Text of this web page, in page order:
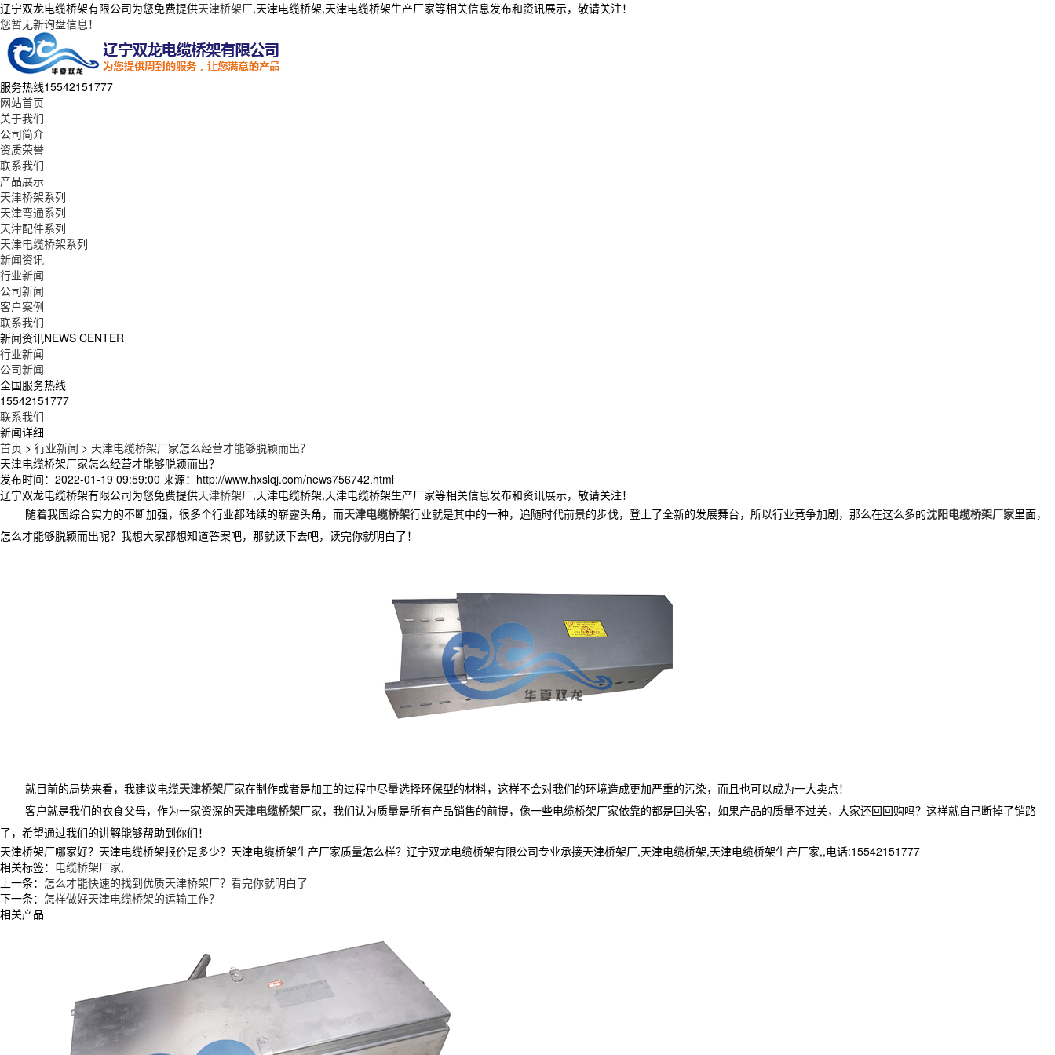
辽宁双龙电缆桥架有限公司为您免费提供天津桥架厂,天津电缆桥架,天津电缆桥架生产厂家等相关信息发布和资讯展示，敬请关注！
您暂无新询盘信息！
服务热线15542151777
网站首页
关于我们
公司简介
资质荣誉
联系我们
产品展示
天津桥架系列
天津弯通系列
天津配件系列
天津电缆桥架系列
新闻资讯
行业新闻
公司新闻
客户案例
联系我们
新闻资讯NEWS CENTER
行业新闻
公司新闻
全国服务热线
15542151777
联系我们
新闻详细
首页 > 行业新闻 > 天津电缆桥架厂家怎么经营才能够脱颖而出？
天津电缆桥架厂家怎么经营才能够脱颖而出？
发布时间：2022-01-19 09:59:00 来源：http://www.hxslqj.com/news756742.html
辽宁双龙电缆桥架有限公司为您免费提供天津桥架厂,天津电缆桥架,天津电缆桥架生产厂家等相关信息发布和资讯展示，敬请关注！
随着我国综合实力的不断加强，很多个行业都陆续的崭露头角，而天津电缆桥架行业就是其中的一种，追随时代前景的步伐，登上了全新的发展舞台，所以行业竞争加剧，那么在这么多的沈阳电缆桥架厂家里面，
怎么才能够脱颖而出呢？我想大家都想知道答案吧，那就读下去吧，读完你就明白了！
就目前的局势来看，我建议电缆天津桥架厂家在制作或者是加工的过程中尽量选择环保型的材料，这样不会对我们的环境造成更加严重的污染，而且也可以成为一大卖点！
客户就是我们的衣食父母，作为一家资深的天津电缆桥架厂家，我们认为质量是所有产品销售的前提，像一些电缆桥架厂家依靠的都是回头客，如果产品的质量不过关，大家还回回购吗？这样就自己断掉了销路
了，希望通过我们的讲解能够帮助到你们！
天津桥架厂哪家好？天津电缆桥架报价是多少？天津电缆桥架生产厂家质量怎么样？辽宁双龙电缆桥架有限公司专业承接天津桥架厂,天津电缆桥架,天津电缆桥架生产厂家,,电话:15542151777
相关标签： 电缆桥架厂家,
上一条： 怎么才能快速的找到优质天津桥架厂？看完你就明白了
下一条： 怎样做好天津电缆桥架的运输工作？
相关产品